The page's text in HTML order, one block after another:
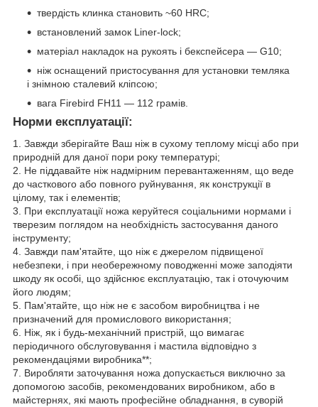
твердість клинка становить ~60 HRC;
встановлений замок Liner-lock;
матеріал накладок на рукоять і бекспейсера — G10;
ніж оснащений пристосування для установки темляка
і знімною сталевий кліпсою;
вага Firebird FH11 — 112 грамів.
Норми експлуатації:
1. Завжди зберігайте Ваш ніж в сухому теплому місці або при
природній для даної пори року температурі;
2. Не піддавайте ніж надмірним перевантаженням, що веде
до часткового або повного руйнування, як конструкції в
цілому, так і елементів;
3. При експлуатації ножа керуйтеся соціальними нормами і
тверезим поглядом на необхідність застосування даного
інструменту;
4. Завжди пам'ятайте, що ніж є джерелом підвищеної
небезпеки, і при необережному поводженні може заподіяти
шкоду як особі, що здійснює експлуатацію, так і оточуючим
його людям;
5. Пам'ятайте, що ніж не є засобом виробництва і не
призначений для промислового використання;
6. Ніж, як і будь-механічний пристрій, що вимагає
періодичного обслуговування і мастила відповідно з
рекомендаціями виробника**;
7. Виробляти заточування ножа допускається виключно за
допомогою засобів, рекомендованих виробником, або в
майстернях, які мають професійне обладнання, в суворій